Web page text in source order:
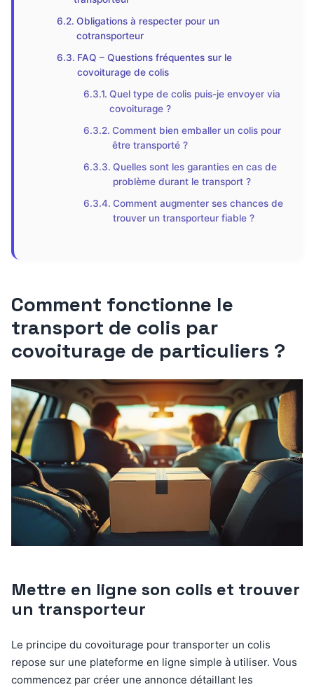
Obligations à respecter pour un
cotransporteur
FAQ – Questions fréquentes sur le
covoiturage de colis
Quel type de colis puis-je envoyer via
covoiturage ?
Comment bien emballer un colis pour
être transporté ?
Quelles sont les garanties en cas de
problème durant le transport ?
Comment augmenter ses chances de
trouver un transporteur fiable ?
Comment fonctionne le
transport de colis par
covoiturage de particuliers ?
Mettre en ligne son colis et trouver
un transporteur
Le principe du covoiturage pour transporter un colis
repose sur une plateforme en ligne simple à utiliser. Vous
commencez par créer une annonce détaillant les